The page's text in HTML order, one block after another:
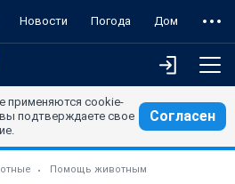
Новости Погода Дом
применяются cookie-
подтверждаете свое
Согласен
Помощь животным